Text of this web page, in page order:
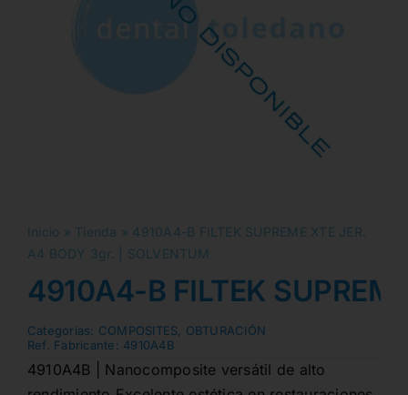
Inicio » Tienda » 4910A4-B FILTEK SUPREME XTE JER.
A4 BODY 3gr. | SOLVENTUM
4910A4-B FILTEK
Categorias: COMPOSITES
OBTURACIÓN
Ref. Fabricante: 4910A4B
4910A4B | Nanocomposite versátil de alto